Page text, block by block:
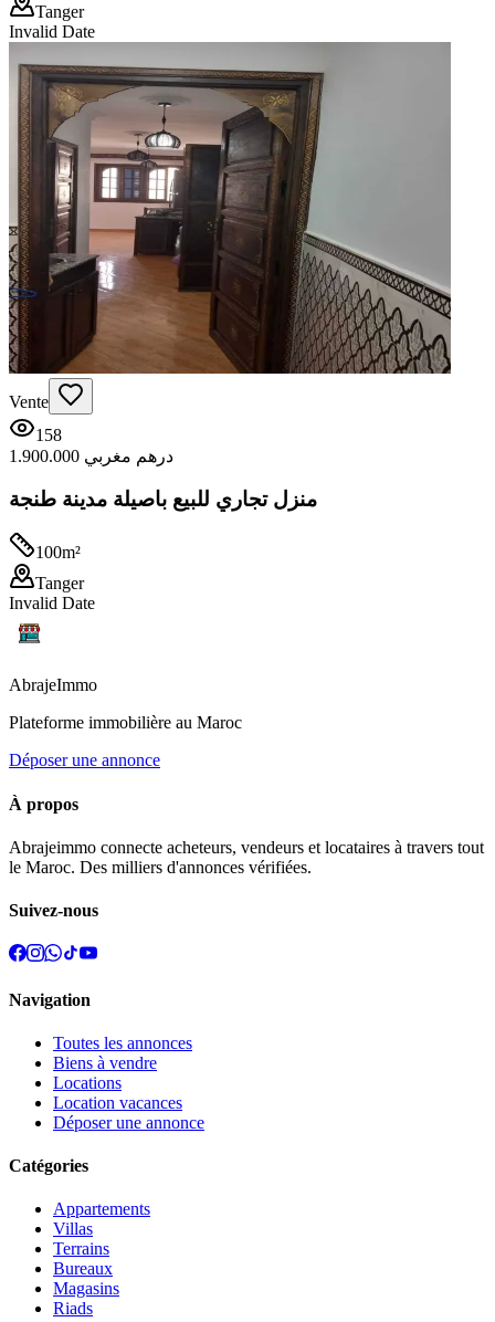
Tanger
Invalid Date
Vente
158
1.900.000 درهم مغربي
منزل تجاري للبيع باصيلة مدينة طنجة
100m²
Tanger
Invalid Date
AbrajeImmo
Plateforme immobilière au Maroc
Déposer une annonce
À propos
Abrajeimmo connecte acheteurs, vendeurs et locataires à travers tout
le Maroc. Des milliers d'annonces vérifiées.
Suivez-nous
Navigation
Toutes les annonces
Biens à vendre
Locations
Location vacances
Déposer une annonce
Catégories
Appartements
Villas
Terrains
Bureaux
Magasins
Riads